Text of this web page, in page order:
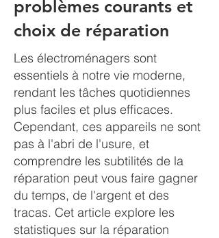
problèmes courants et
choix de réparation
Les électroménagers sont
essentiels à notre vie moderne,
rendant les tâches quotidiennes
plus faciles et plus efficaces.
Cependant, ces appareils ne sont
pas à l'abri de l'usure, et
comprendre les subtilités de la
réparation peut vous faire gagner
du temps, de l'argent et des
tracas. Cet article explore les
statistiques sur la réparation